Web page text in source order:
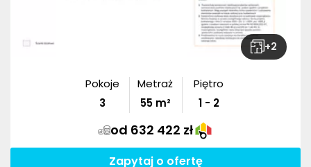
+2
Pokoje
3
Metraż
55m²
Piętro
1 - 2
od 632 422 zł
Zapytaj o ofertę